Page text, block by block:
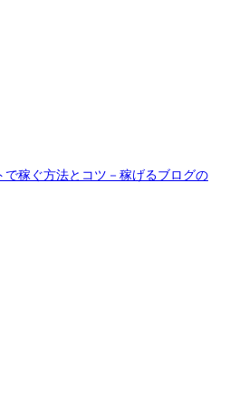
稼ぐ方法とコツ－稼げるブログの